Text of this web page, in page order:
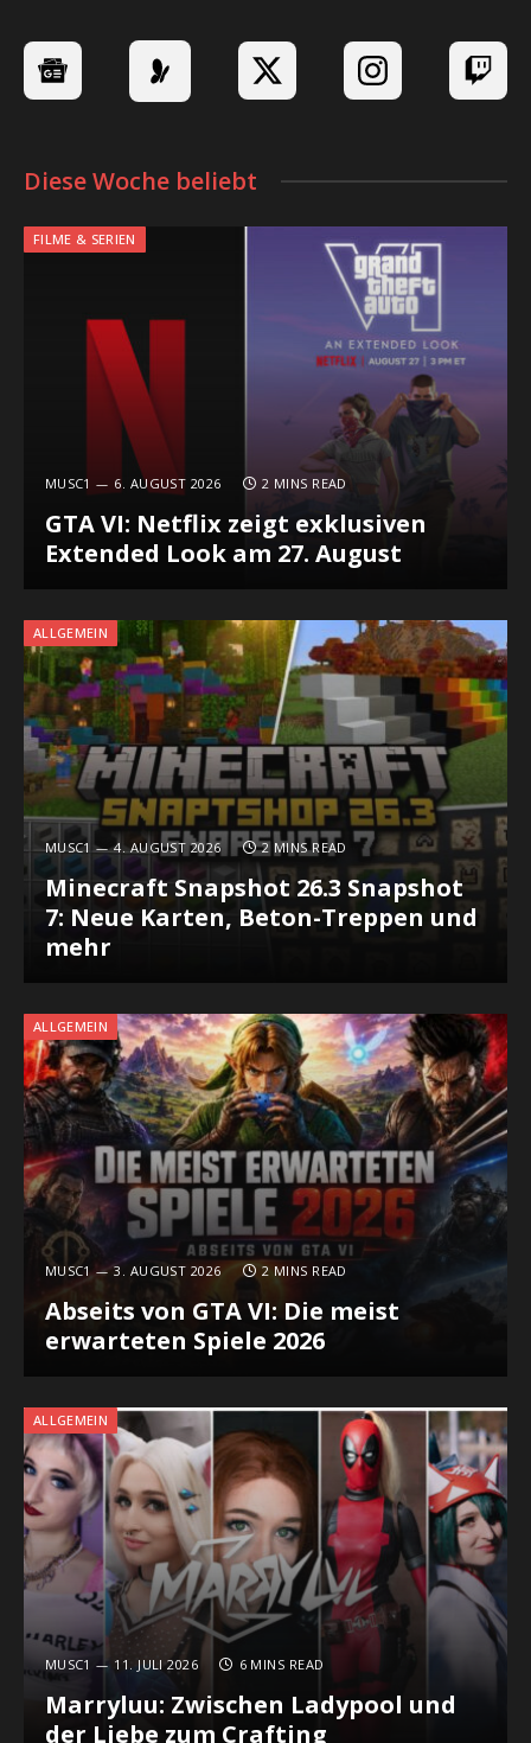
Diese Woche beliebt
FILME & SERIEN
MUSC1 6. AUGUST 2026 2 MINS READ
GTA VI: Netflix zeigt exklusiven
Extended Look am 27. August
ALLGEMEIN
MUSC1 4. AUGUST 2026 2 MINS READ
Minecraft Snapshot 26.3 Snapshot
7: Neue Karten, Beton-Treppen und
mehr
ALLGEMEIN
MUSC1 3. AUGUST 2026 2 MINS READ
Abseits von GTA VI: Die meist
erwarteten Spiele 2026
ALLGEMEIN
MUSC1 11. JULI 2026 6 MINS READ
Marryluu: Zwischen Ladypool und
der Liebe zum Crafting